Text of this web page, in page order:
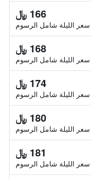
166 ﷼
سعر الليلة شامل الرسوم
168 ﷼
سعر الليلة شامل الرسوم
174 ﷼
سعر الليلة شامل الرسوم
180 ﷼
سعر الليلة شامل الرسوم
181 ﷼
سعر الليلة شامل الرسوم